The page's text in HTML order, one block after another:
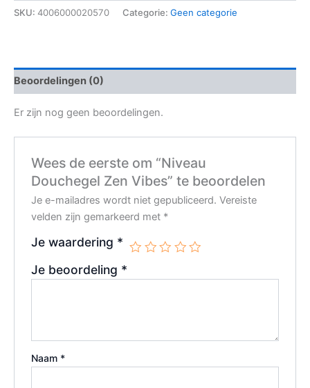
SKU: 4006000020570 Categorie: Geen categorie
Beoordelingen (0)
Er zijn nog geen beoordelingen.
Wees de eerste om “Niveau
Douchegel Zen Vibes” te beoordelen
Je e-mailadres wordt niet gepubliceerd. Vereiste
velden zijn gemarkeerd met *
Je waardering *
Je beoordeling *
Naam *